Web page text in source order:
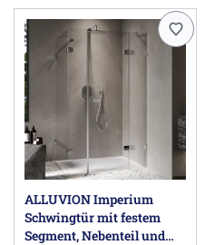
ALLUVION Imperium
Schwingtür mit festem
Segment, Nebenteil und